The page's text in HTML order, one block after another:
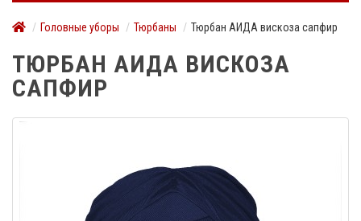
Головные уборы Тюрбаны Тюрбан АИДА вискоза сапфир
ТЮРБАН АИДА ВИСКОЗА
САПФИР